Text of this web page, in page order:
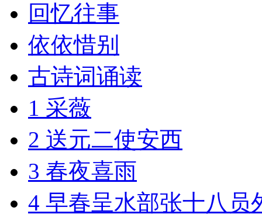
回忆往事
依依惜别
古诗词诵读
1 采薇
2 送元二使安西
3 春夜喜雨
4 早春呈水部张十八员